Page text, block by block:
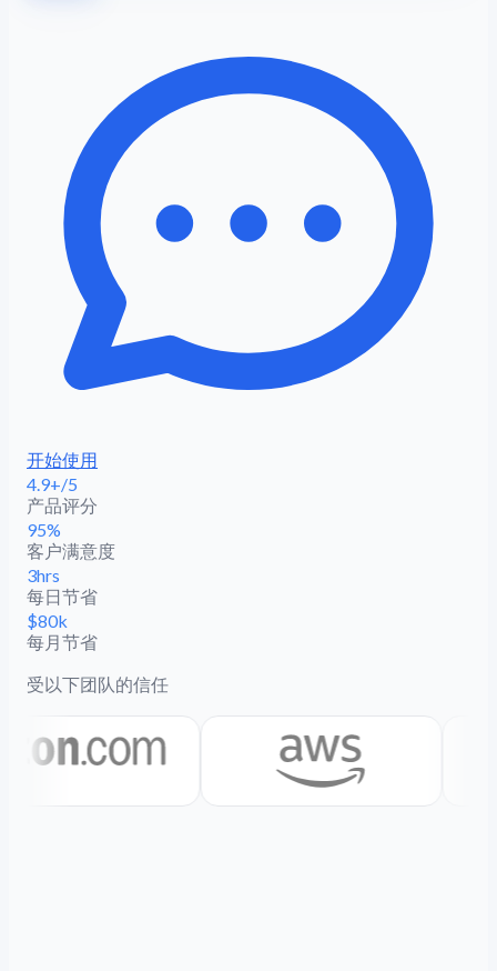
开始使用
4.9+/5
产品评分
95%
客户满意度
3hrs
每日节省
$80k
每月节省
受以下团队的信任